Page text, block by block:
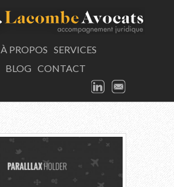
À PROPOS SERVICES
BLOG CONTACT
LINKEDIN